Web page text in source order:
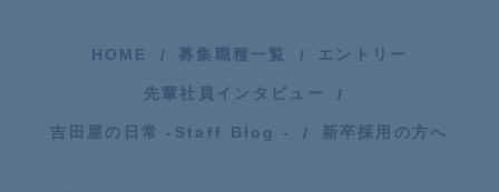
HOME 募集職種一覧 エントリー
先輩社員インタビュー
吉田屋の日常 -Staff Blog - 新卒採用の方へ